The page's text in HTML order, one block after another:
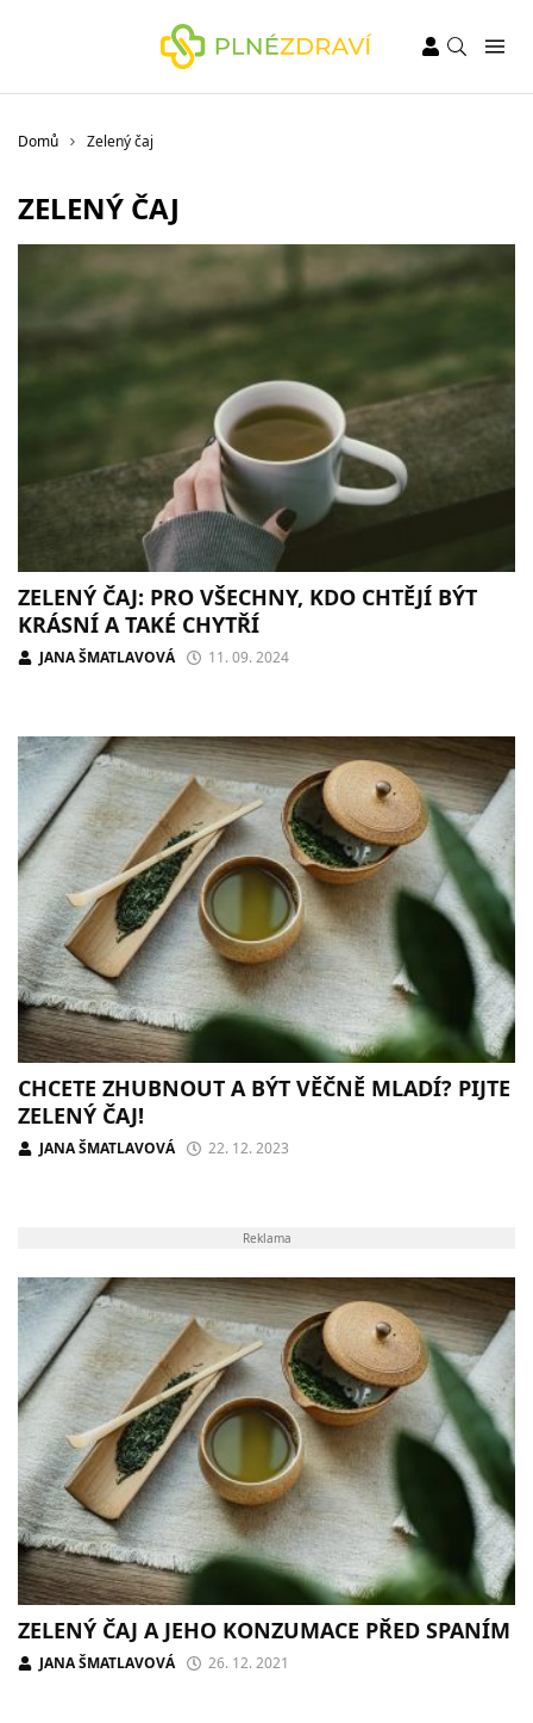
Domů Zelený čaj
ZELENÝ ČAJ
ZELENÝ ČAJ: PRO VŠECHNY, KDO CHTĚJÍ BÝT
KRÁSNÍ A TAKÉ CHYTŘÍ
JANA ŠMATLAVOVÁ 11. 09. 2024
CHCETE ZHUBNOUT A BÝT VĚČNĚ MLADÍ? PIJTE
ZELENÝ ČAJ!
JANA ŠMATLAVOVÁ 22. 12. 2023
Reklama
ZELENÝ ČAJ A JEHO KONZUMACE PŘED SPANÍM
JANA ŠMATLAVOVÁ 26. 12. 2021